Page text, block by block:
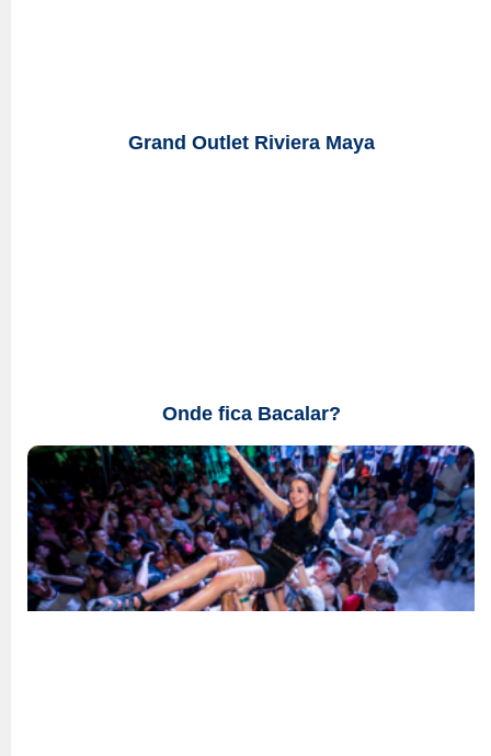
Grand Outlet Riviera Maya
Onde fica Bacalar?